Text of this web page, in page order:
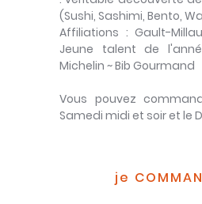
(Sushi, Sashimi, Bento,
Affiliations : Gault-
Jeune talent de
Michelin ~ Bib Gourmand
Vous pouvez
Samedi midi et soir et le
je